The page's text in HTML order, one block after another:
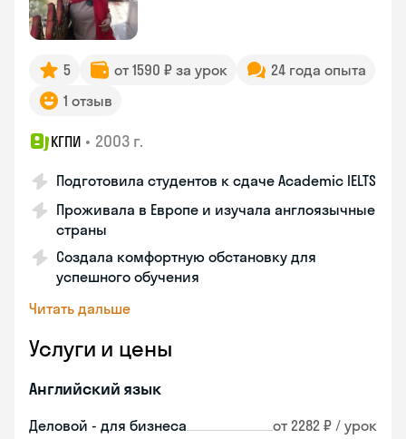
5 от 1590 ₽ за урок
24 года опыта
1 отзыв
КГПИ • 2003 г.
Подготовила студентов к сдаче Academic IELTS
Проживала в Европе и изучала англоязычные
страны
Создала комфортную обстановку для
успешного обучения
Читать дальше
Услуги и цены
Английский язык
Деловой - для бизнеса от 2282 ₽ / урок